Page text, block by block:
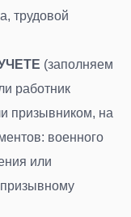
трудовой
(заполняем
работник
призывником, на
военного
или
призывному